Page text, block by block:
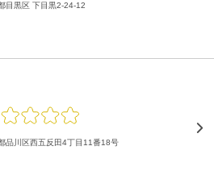
目黒区 下目黒2-24-12
品川区西五反田4丁目11番18号